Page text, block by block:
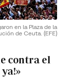
en la Plaza de la
de Ceuta. (EFE)
contra el